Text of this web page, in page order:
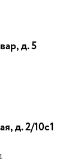
д. 5
д. 2/10с1